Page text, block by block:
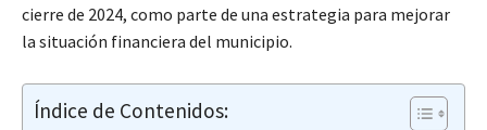
cierre de 2024, como parte de una estrategia para mejorar
la situación financiera del municipio.
Índice de Contenidos: